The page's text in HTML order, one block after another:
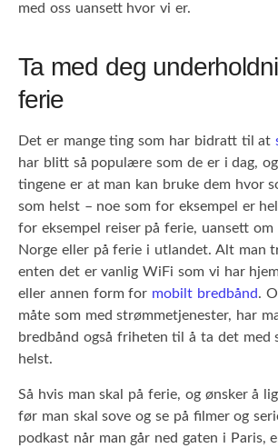
med oss uansett hvor vi er.
Ta med deg
ferie
Det er mange ting som har bidratt til at
har blitt så populære som de er i dag,
tingene er at man kan bruke dem hvor
som helst – noe som for eksempel er
for eksempel reiser på ferie, uansett
Norge eller på ferie i utlandet. Alt man
enten det er vanlig WiFi som vi har
eller annen form for mobilt bredbånd.
måte som med strømmetjenester, har
bredbånd også friheten til å ta det med
helst.
Så hvis man skal på ferie, og ønsker å
før man skal sove og se på filmer og
podkast når man går ned gaten i Paris,